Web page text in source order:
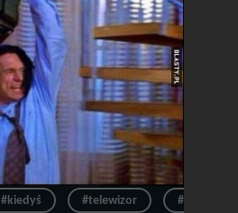
#kiedyś #telewizor #ból